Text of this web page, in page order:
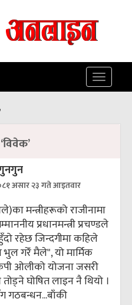
Toggle
असार २३ गते आइतवार
मन्त्रीहरूको राजीनामा
प्रधानमन्त्री प्रचण्डले
रहेछ जिन्दगीमा कहिले
गरेँ मैले", यो मार्मिक
ओलीको योजना जसरी
घोषित लाइन नै थियो ।
गठबन्धन...बाँकी